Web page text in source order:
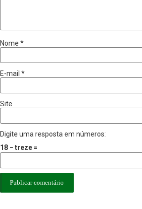
Nome *
E-mail *
Site
Digite uma resposta em números:
18 − treze =